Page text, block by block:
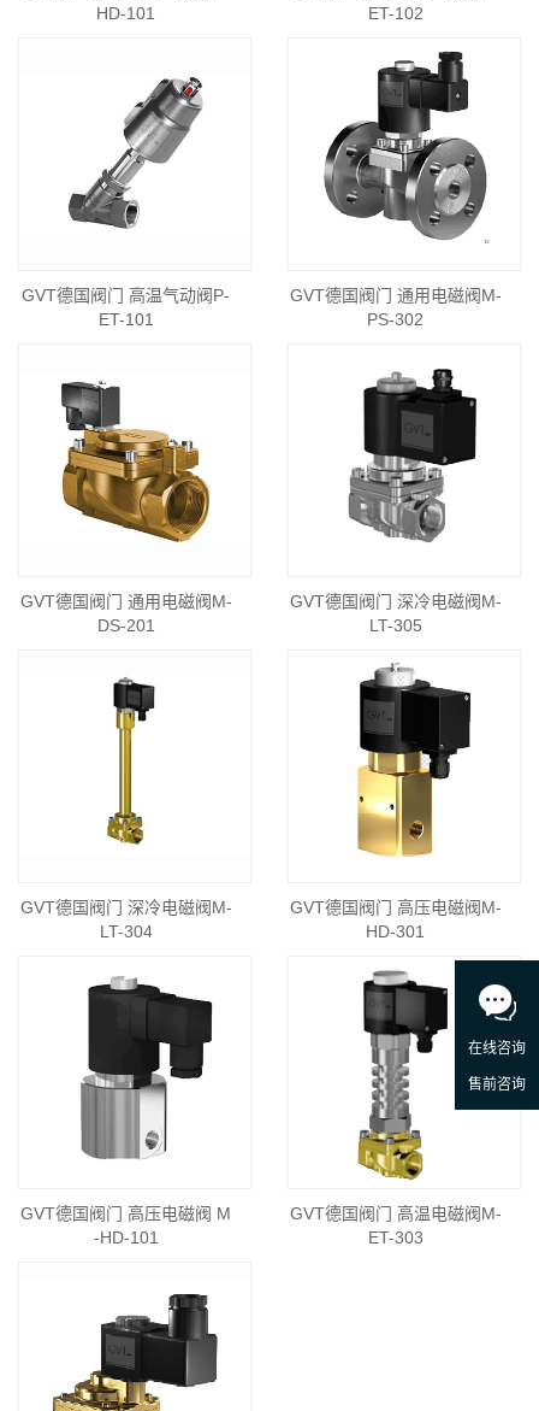
HD-101
ET-102
GVT德国阀门 高温气动阀P-
ET-101
GVT德国阀门 通用电磁阀M-
PS-302
GVT德国阀门 通用电磁阀M-
DS-201
GVT德国阀门 深冷电磁阀M-
LT-305
GVT德国阀门 深冷电磁阀M-
LT-304
GVT德国阀门 高压电磁阀M-
HD-301
GVT德国阀门 高压电磁阀 M
-HD-101
GVT德国阀门 高温电磁阀M-
ET-303